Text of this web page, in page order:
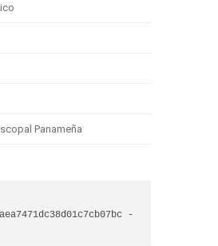
Panameña
-